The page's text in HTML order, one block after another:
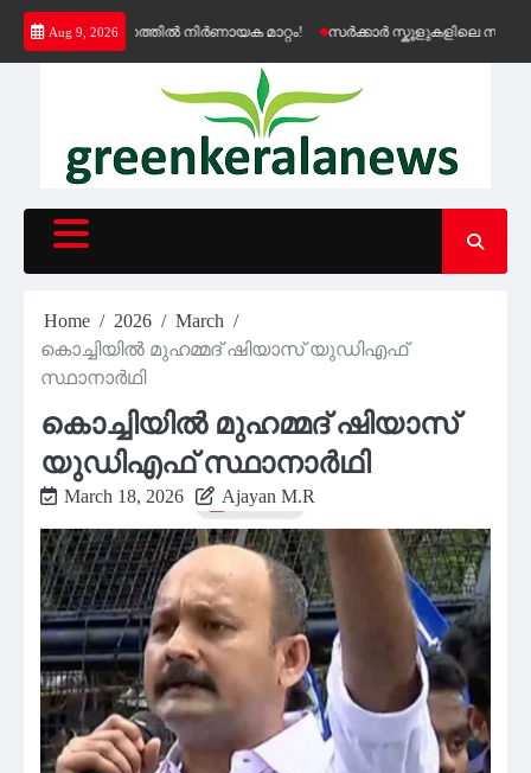
Skip
content
Aug 9, 2026
വിതരണത്തിൽ നിർണായക മാറ്റം! സർക്കാർ സ്കൂളുകളിലെ സൗജന്യ
Home 2026
March
കൊച്ചിയിൽ മുഹമ്മദ് ഷിയാസ് യുഡിഎഫ്
സ്ഥാനാർഥി
കൊച്ചിയിൽ മുഹമ്മദ് ഷിയാസ്
യുഡിഎഫ് സ്ഥാനാർഥി
March 18, 2026 Ajayan M.R